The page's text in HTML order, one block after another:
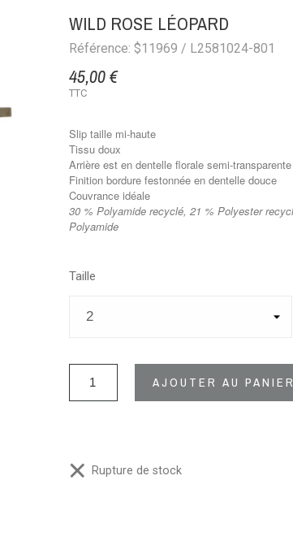
WILD ROSE LÉOPARD
Référence: $11969 / L2581024-801
45,00 €
TTC
Slip taille mi-haute
Tissu doux
Arrière est en dentelle florale semi-transparente
Finition bordure festonnée en dentelle douce
Couvrance idéale
30 % Polyamide recyclé, 21 % Polyester
Polyamide
Taille
AJOUTER AU PANIER
Rupture de stock